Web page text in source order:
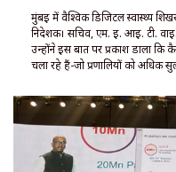
मुंबई में वैश्विक डिजिटल स्वास्थ्य
निदेशक। सचिव, एम. ई. आई. टी.
उन्होंने इस बात पर प्रकाश डाला कि
चला रहे हैं-जो प्रणालियों को